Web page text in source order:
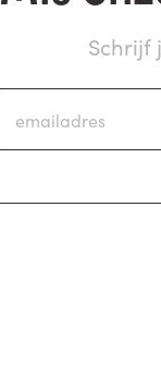
Schrijf